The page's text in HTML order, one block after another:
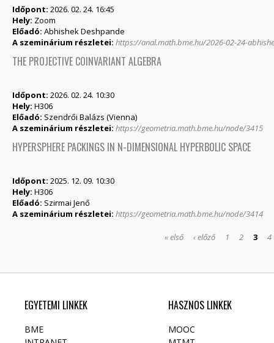
Időpont: 2026. 02. 24. 16:45
Hely: Zoom
Előadó: Abhishek Deshpande
A szeminárium részletei: https://anal.math.bme.hu/2026-02-24-
THE PROJECTIVE COINVARIANT ALGEBRA
Időpont: 2026. 02. 24. 10:30
Hely: H306
Előadó: Szendrői Balázs (Vienna)
A szeminárium részletei: https://geometria.math.bme.hu/node/3415
HYPERSPHERE PACKINGS IN N-DIMENSIONAL HYPERBOLIC SPACE
Időpont: 2025. 12. 09. 10:30
Hely: H306
Előadó: Szirmai Jenő
A szeminárium részletei: https://geometria.math.bme.hu/node/3414
« első ‹ előző 1 2 3 4
EGYETEMI LINKEK
BME
HASZNOS LINKEK
MOOC